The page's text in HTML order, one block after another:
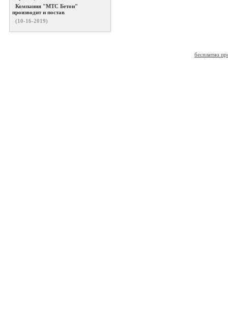
Компания "МТС Бетон"
производит и постав
(10-16-2019)
бесплатно